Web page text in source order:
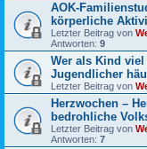
AOK-
körperliche
Letzter Beitrag von
Antworten: 9
Wer als Kind
Jugendlicher
Letzter Beitrag von
Herzwochen –
bedrohliche
Letzter Beitrag von
Antworten: 7